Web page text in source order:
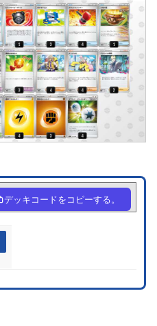
デッキコードをコピーする。